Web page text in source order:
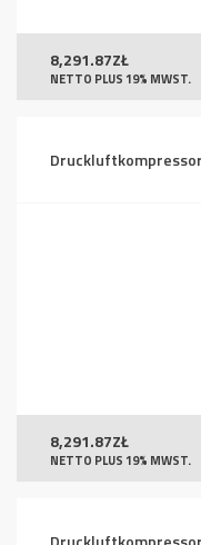
8,291.87ZŁ
NETTO PLUS 19% MWST.
8,291.87ZŁ
NETTO PLUS 19% MWST.